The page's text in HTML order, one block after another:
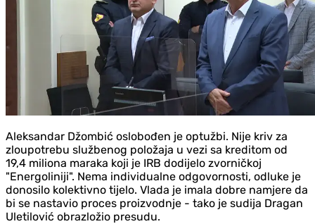
Aleksandar Džombić oslobođen je optužbi. Nije kriv za
zloupotrebu službenog položaja u vezi sa kreditom od
19,4 miliona maraka koji je IRB dodijelo zvorničkoj
"Energoliniji". Nema individualne odgovornosti, odluke je
donosilo kolektivno tijelo. Vlada je imala dobre namjere da
bi se nastavio proces proizvodnje - tako je sudija Dragan
Uletilović obrazložio presudu.